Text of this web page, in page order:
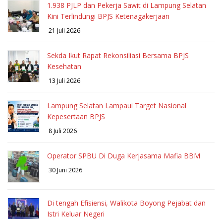
1.938 PJLP dan Pekerja Sawit di Lampung Selatan
Kini Terlindungi BPJS Ketenagakerjaan
21 Juli 2026
Sekda Ikut Rapat Rekonsiliasi Bersama BPJS
Kesehatan
13 Juli 2026
Lampung Selatan Lampaui Target Nasional
Kepesertaan BPJS
8 Juli 2026
Operator SPBU Di Duga Kerjasama Mafia BBM
30 Juni 2026
Di tengah Efisiensi, Walikota Boyong Pejabat dan
Istri Keluar Negeri